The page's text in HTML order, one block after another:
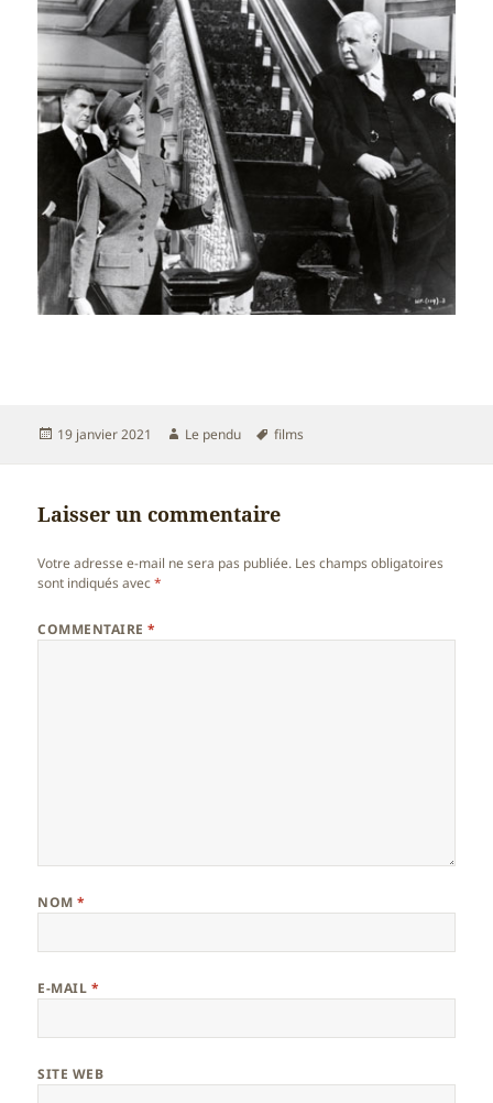
Publié
19 janvier 2021 Auteur
Le pendu
Mots-
films
Laisser un commentaire
Votre adresse e-mail ne sera pas publiée. Les champs obligatoires
sont indiqués avec*
COMMENTAIRE*
NOM*
E-MAIL *
SITE WEB